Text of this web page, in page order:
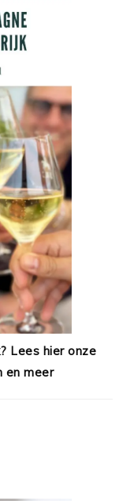
Lees hier onze
en meer